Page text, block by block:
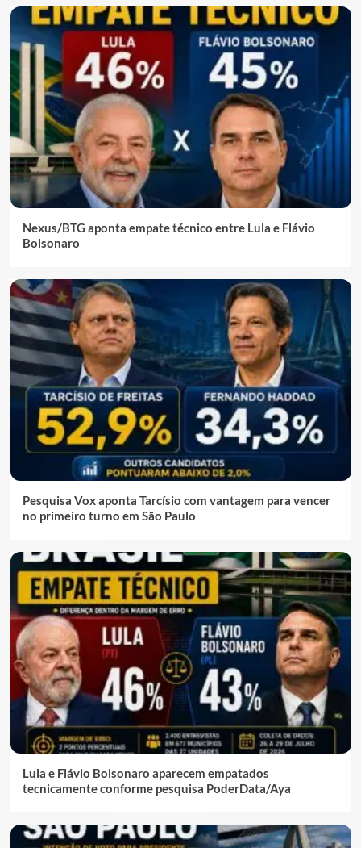
Nexus/BTG aponta empate técnico entre Lula e Flávio
Bolsonaro
Pesquisa Vox aponta Tarcísio com vantagem para vencer
no primeiro turno em São Paulo
Lula e Flávio Bolsonaro aparecem empatados
tecnicamente conforme pesquisa PoderData/Aya